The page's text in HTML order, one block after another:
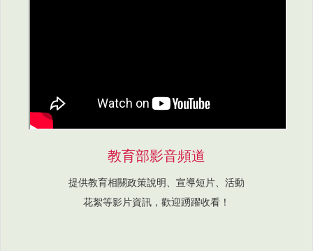
教育部影音頻道
提供教育相關政策說明、宣導短片、活動
花絮等影片資訊，歡迎踴躍收看！